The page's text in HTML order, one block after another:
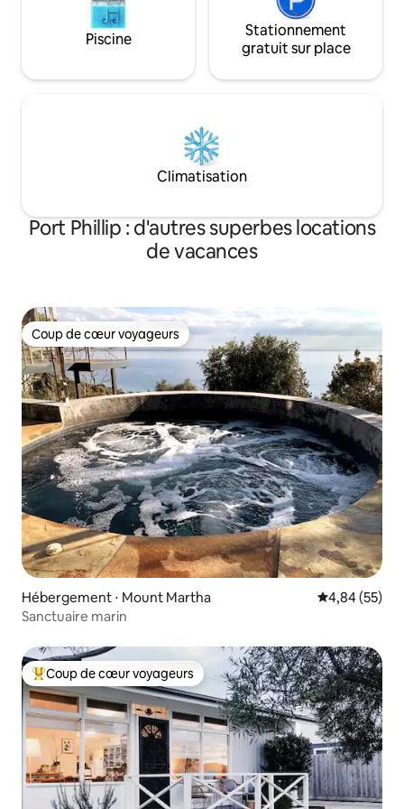
Piscine
Stationnement
gratuit sur place
Climatisation
Port Phillip : d'autres superbes locations
de vacances
Coup de cœur voyageurs
Coup de cœur voyageurs
Hébergement ⋅ Mount Martha Évaluation
4,84 (55)
Sanctuaire marin
Coups de cœur voyageurs les plus appréciés
Coup de cœur voyageurs